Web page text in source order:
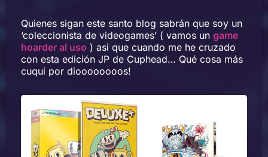
Quienes sigan este santo blog sabrán que soy un
‘coleccionista de videogames’ ( vamos un game
hoarder al uso ) asi que cuando me he cruzado
con esta edición JP de Cuphead… Qué cosa más
cuqui por dioooooooos!